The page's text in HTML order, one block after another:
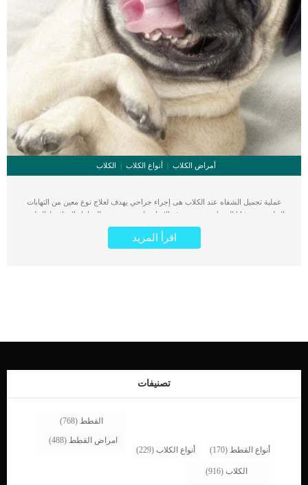
أمراض الكلاب أنواع الكلاب الكلاب
عملية تجميل الشفاه عند الكلاب هى إجراء جراحي يهدف لعلاج نوع معين من التهابات
الجلد يصيب ثنايا الشفاه. تعتبر هذه الإصابة ناتجة عن بعض العوامل الوراثية اوالخلقية
وتسبب العديد من الأعراض المزعجة للكلب. من ضمن أعراض هذا العيب الخلقى هو
سيلان لعاب الكلب بشكل مفرط وعدم قدرته على تناول الطعام والمضغ. كما تزيد إصابة
شفاة الكلب من احتمالية حدوث العدوى البكتيرية وانواع اخرى كثيرة من العدوى. اقرا
اقرأ المزيد
تصنيفات
أنواع القطط (170) أنواع الكلاب (229)
القطط (768)
امراض القطط (488)
الكلاب (916)